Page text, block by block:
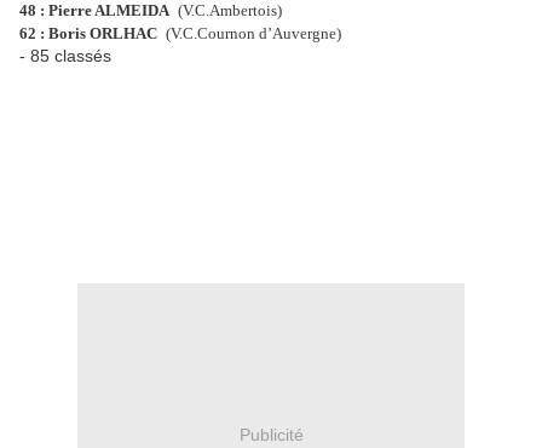
48 : Pierre ALMEIDA (V.C.Ambertois)
62 : Boris ORLHAC (V.C.Cournon d’Auvergne)
- 85 classés
Publicité